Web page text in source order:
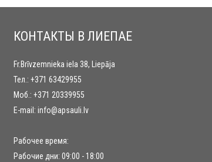
КОНТАКТЫ В ЛИЕПАЕ
Fr.Brīvzemnieka iela 38, Liepāja
Тел.: +371 63429955
Моб.: +371 20339955
E-mail: info@apsauli.lv
Рабочее время:
Рабочие дни: 09:00 - 18:00